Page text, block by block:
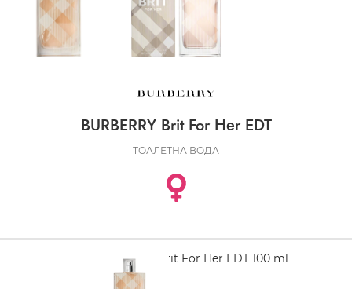
BURBERRY Brit For Her EDT
ТОАЛЕТНА ВОДА
BURBERRY Brit For Her EDT 100 ml